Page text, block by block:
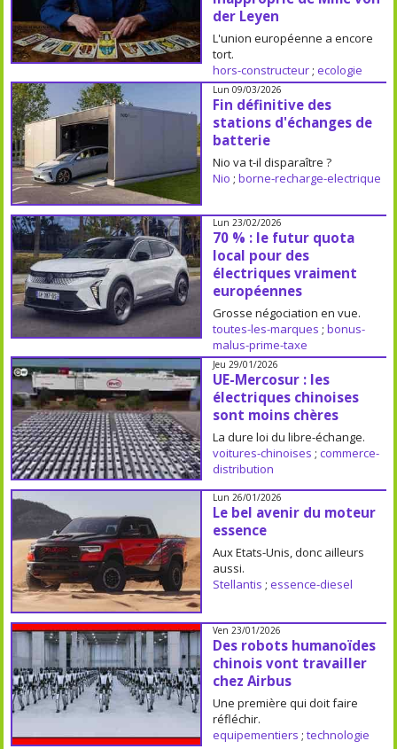
der Leyen
L'union européenne a encore
tort.
hors-constructeur; ecologie
Lun 09/03/2026
Fin définitive des
stations d'échanges de
batterie
Nio va t-il disparaître ?
Nio ; borne-recharge-electrique
Lun 23/02/2026
70 % : le futur quota
local pour des
électriques vraiment
européennes
Grosse négociation en vue.
toutes-les-marques ; bonus-
malus-prime-taxe
Jeu 29/01/2026
UE-Mercosur : les
électriques chinoises
sont moins chères
La dure loi du libre-échange.
voitures-chinoises ; commerce-
distribution
Lun 26/01/2026
Le bel avenir du moteur
essence
Aux Etats-Unis, donc ailleurs
aussi.
Stellantis ; essence-diesel
Ven 23/01/2026
Des robots humanoïdes
chinois vont travailler
chez Airbus
Une première qui doit faire
réfléchir.
equipementiers ; technologie